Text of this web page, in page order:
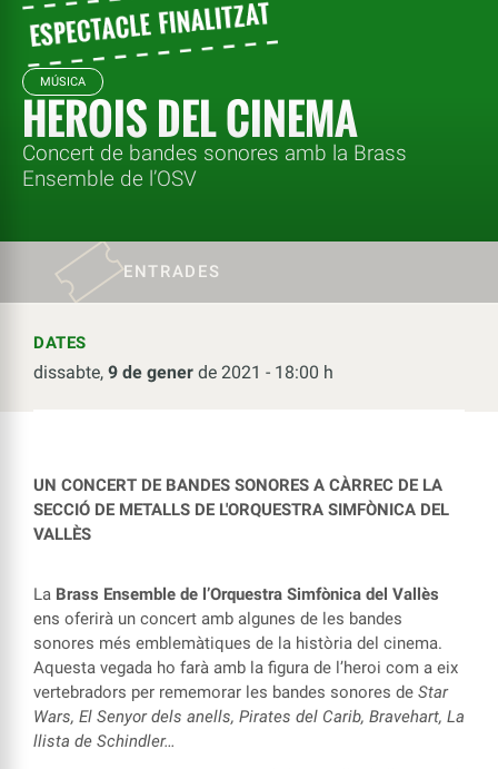
MÚSICA
HEROIS DEL CINEMA
Concert de bandes sonores amb la Brass
Ensemble de l’OSV
ENTRADES
DATES
dissabte, 9 de gener de 2021 - 18:00 h
UN CONCERT DE BANDES SONORES A CÀRREC DE LA
SECCIÓ DE METALLS DE L'ORQUESTRA SIMFÒNICA DEL
VALLÈS
La Brass Ensemble de l’Orquestra Simfònica del Vallès
ens oferirà un concert amb algunes de les bandes
sonores més emblemàtiques de la història del cinema.
Aquesta vegada ho farà amb la figura de l’heroi com a eix
vertebradors per rememorar les bandes sonores de Star
Wars, El Senyor dels anells, Pirates del Carib, Bravehart, La
llista de Schindler…